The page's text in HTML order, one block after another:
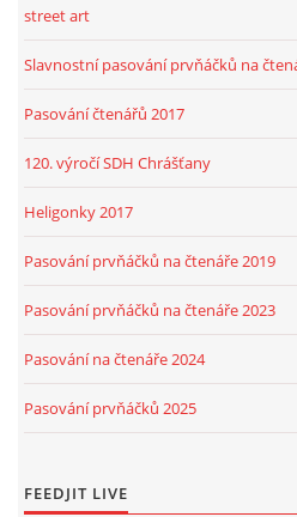
street art
Slavnostní pasování prvňáčků na
Pasování čtenářů 2017
120. výročí SDH Chrášťany
Heligonky 2017
Pasování prvňáčků na čtenáře 2019
Pasování prvňáčků na čtenáře 2023
Pasování na čtenáře 2024
Pasování prvňáčků 2025
FEEDJIT LIVE